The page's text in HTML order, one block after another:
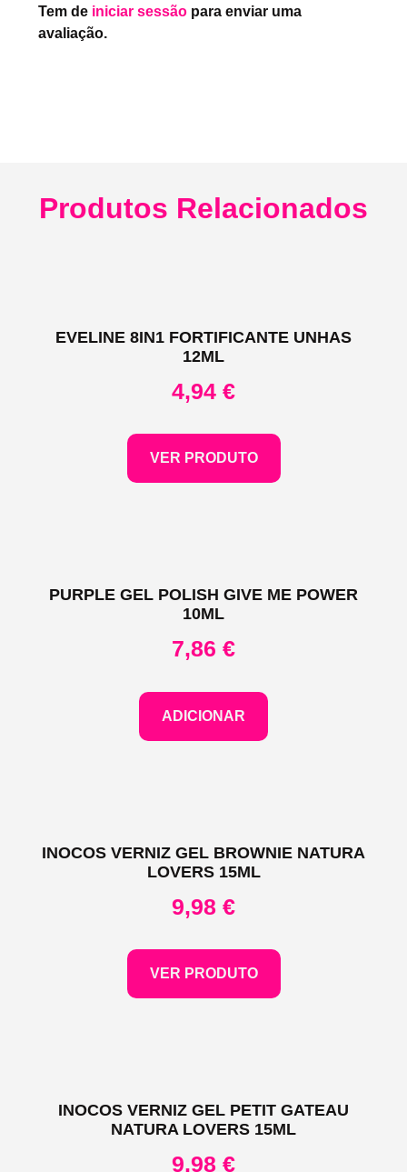
Tem de iniciar sessão para enviar uma
avaliação.
Produtos Relacionados
EVELINE 8IN1 FORTIFICANTE UNHAS
12ML
4,94 €
VER PRODUTO
PURPLE GEL POLISH GIVE ME POWER
10ML
7,86 €
ADICIONAR
INOCOS VERNIZ GEL BROWNIE NATURA
LOVERS 15ML
9,98 €
VER PRODUTO
INOCOS VERNIZ GEL PETIT GATEAU
NATURA LOVERS 15ML
9,98 €